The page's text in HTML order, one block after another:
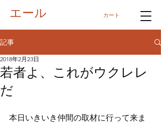
カート
エール
記事
若者よ、これがウクレレ
だ
2018年2月23日
本日いきいき仲間の取材に行って来ま